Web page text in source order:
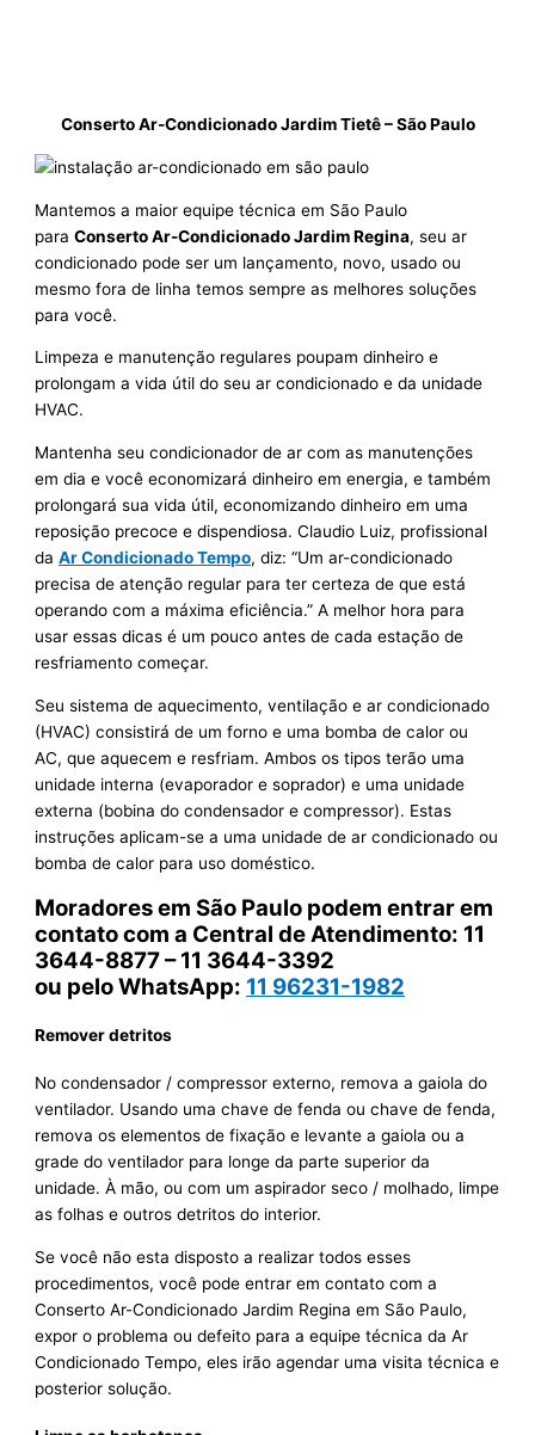
Conserto Ar-Condicionado Jardim Tietê – São Paulo
Mantemos a maior equipe técnica em São Paulo
paraConserto Ar-Condicionado Jardim Regina, seu ar
condicionado pode ser um lançamento, novo, usado ou
mesmo fora de linha temos sempre as melhores soluções
para você.
Limpeza e manutenção regulares poupam dinheiro e
prolongam a vida útil do seu ar condicionado e da unidade
HVAC.
Mantenha seu condicionador de ar com as manutenções
em dia e você economizará dinheiro em energia, e também
prolongará sua vida útil, economizando dinheiro em uma
reposição precoce e dispendiosa. Claudio Luiz, profissional
daAr Condicionado Tempo, diz: “Um ar-condicionado
precisa de atenção regular para ter certeza de que está
operando com a máxima eficiência.” A melhor hora para
usar essas dicas é um pouco antes de cada estação de
resfriamento começar.
Seu sistema de aquecimento, ventilação e ar condicionado
(HVAC) consistirá de um forno e uma bomba de calor ou
AC, que aquecem e resfriam. Ambos os tipos terão uma
unidade interna (evaporador e soprador) e uma unidade
externa (bobina do condensador e compressor). Estas
instruções aplicam-se a uma unidade de ar condicionado ou
bomba de calor para uso doméstico.
Moradores em São Paulo podem entrar em
contato com a Central de Atendimento: 11
3644-8877 – 11 3644-3392
ou pelo WhatsApp: 11 96231-1982
Remover detritos
No condensador / compressor externo, remova a gaiola do
ventilador. Usando uma chave de fenda ou chave de fenda,
remova os elementos de fixação e levante a gaiola ou a
grade do ventilador para longe da parte superior da
unidade. À mão, ou com um aspirador seco / molhado, limpe
as folhas e outros detritos do interior.
Se você não esta disposto a realizar todos esses
procedimentos, você pode entrar em contato com a
Conserto Ar-Condicionado Jardim Regina em São Paulo,
expor o problema ou defeito para a equipe técnica da Ar
Condicionado Tempo, eles irão agendar uma visita técnica e
posterior solução.